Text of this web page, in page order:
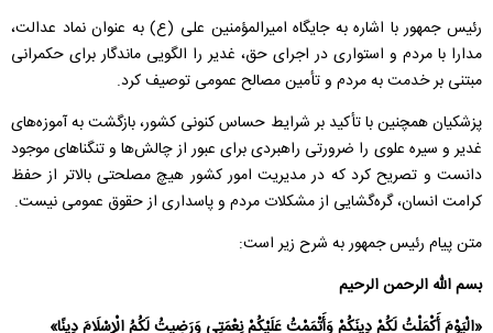
رئیس جمهور با اشاره به جایگاه امیرالمؤمنین علی (ع) به عنوان نماد عدالت،
مدارا با مردم و استواری در اجرای حق، غدیر را الگویی ماندگار برای حکمرانی
مبتنی بر خدمت به مردم و تأمین مصالح عمومی توصیف کرد.
پزشکیان همچنین با تأکید بر شرایط حساس کنونی کشور، بازگشت به آموزه‌های
غدیر و سیره علوی را ضرورتی راهبردی برای عبور از چالش‌ها و تنگناهای موجود
دانست و تصریح کرد که در مدیریت امور کشور هیچ مصلحتی بالاتر از حفظ
کرامت انسان، گره‌گشایی از مشکلات مردم و پاسداری از حقوق عمومی نیست.
متن پیام رئیس جمهور به شرح زیر است:
بسم الله الرحمن الرحیم
«الْیَوْمَ أَکْمَلْتُ لَکُمْ دِینَکُمْ وَأَتْمَمْتُ عَلَیْکُمْ نِعْمَتِی وَرَضِیتُ لَکُمُ الْإِسْلَامَ دِینًا»